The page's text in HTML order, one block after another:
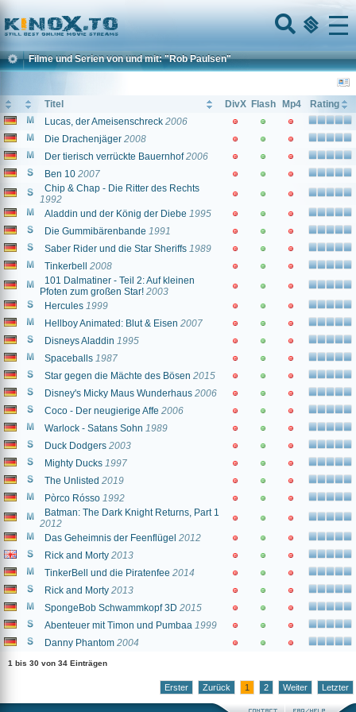
Home
Menu
Filme und Serien von und mit: "Rob Paulsen"
Titel DivX Flash Mp4
Rating
Lucas, der Ameisenschreck 2006
Die Drachenjäger 2008
Der tierisch verrückte Bauernhof 2006
Ben 10 2007
Chip & Chap - Die Ritter des Rechts
1992
Aladdin und der König der Diebe 1995
Die Gummibärenbande 1991
Saber Rider und die Star Sheriffs 1989
Tinkerbell
2008
101 Dalmatiner - Teil 2: Auf kleinen
Pfoten zum großen Star! 2003
Hercules 1999
Hellboy Animated: Blut & Eisen 2007
Disneys Aladdin 1995
Spaceballs 1987
Star gegen die Mächte des Bösen 2015
Disney's Micky Maus Wunderhaus 2006
Coco - Der neugierige Affe 2006
Warlock - Satans Sohn 1989
Duck Dodgers 2003
Mighty Ducks 1997
The Unlisted 2019
Pòrco Rósso 1992
Batman: The Dark Knight Returns, Part 1
2012
Das Geheimnis der Feenflügel 2012
Rick and Morty 2013
TinkerBell und die Piratenfee 2014
Rick and Morty 2013
SpongeBob Schwammkopf 3D 2015
Abenteuer mit Timon und Pumbaa 1999
Danny Phantom 2004
1 bis 30 von 34 Einträgen
Erster Zurück 1 2 Weiter Letzter